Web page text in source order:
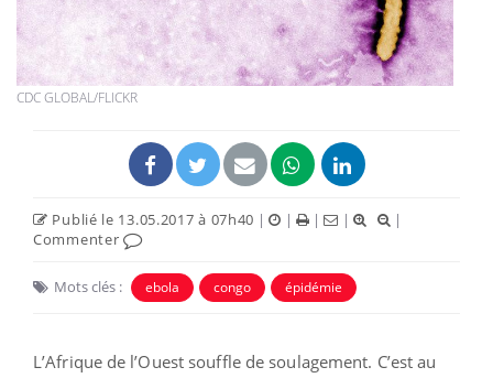
CDC GLOBAL/FLICKR
Publié le 13.05.2017 à 07h40 | | | |
|
Commenter
Mots clés : ebola congo épidémie
L’Afrique de l’Ouest souffle de soulagement. C’est au